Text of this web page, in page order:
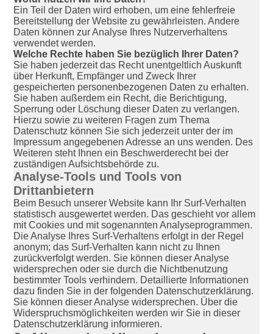
Ein Teil der Daten wird erhoben, um eine fehlerfreie
Bereitstellung der Website zu gewährleisten. Andere
Daten können zur Analyse Ihres Nutzerverhaltens
verwendet werden.
Welche Rechte haben Sie bezüglich Ihrer Daten?
Sie haben jederzeit das Recht unentgeltlich Auskunft
über Herkunft, Empfänger und Zweck Ihrer
gespeicherten personenbezogenen Daten zu erhalten.
Sie haben außerdem ein Recht, die Berichtigung,
Sperrung oder Löschung dieser Daten zu verlangen.
Hierzu sowie zu weiteren Fragen zum Thema
Datenschutz können Sie sich jederzeit unter der im
Impressum angegebenen Adresse an uns wenden. Des
Weiteren steht Ihnen ein Beschwerderecht bei der
zuständigen Aufsichtsbehörde zu.
Analyse-Tools und Tools von
Drittanbietern
Beim Besuch unserer Website kann Ihr Surf-Verhalten
statistisch ausgewertet werden. Das geschieht vor allem
mit Cookies und mit sogenannten Analyseprogrammen.
Die Analyse Ihres Surf-Verhaltens erfolgt in der Regel
anonym; das Surf-Verhalten kann nicht zu Ihnen
zurückverfolgt werden. Sie können dieser Analyse
widersprechen oder sie durch die Nichtbenutzung
bestimmter Tools verhindern. Detaillierte Informationen
dazu finden Sie in der folgenden Datenschutzerklärung.
Sie können dieser Analyse widersprechen. Über die
Widerspruchsmöglichkeiten werden wir Sie in dieser
Datenschutzerklärung informieren.